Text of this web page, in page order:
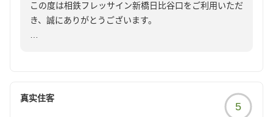
reviewId=33123478313589
この度は相鉄フレッサイン新橋日比谷口をご利用いただ
き、誠にありがとうございます。
頂戴したお言葉を励みに、今後も快適にお過ごしいただ
真实住客
5